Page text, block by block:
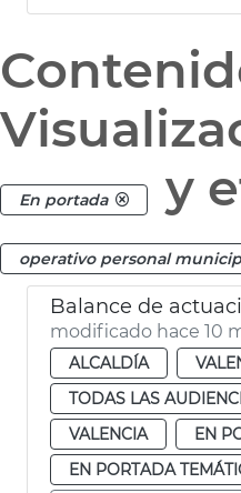
En portada y
operativo personal
modificado hace 10
ALCALDÍA
TODAS LAS
VALENCIA
EN
EN PORTADA